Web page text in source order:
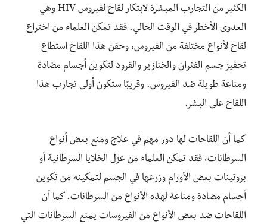
الكثير من التجارب المبشرة لابتكار لقاح لفيروس HIV وهي
العدوى الأخطر في الوقت الحالي. فقد تمكن العلماء من اختراع
لقاح لأنواع مختلفة من الفيروس، وحقن هذا اللقاح استطاع
تحفيز جسم الفئران والخنازير والقرود لتكوين أجسام مضادة
ومناعة طويلة ضد الفيروس. وقريبًا ستكون أولى تجارب هذا
اللقاح على البشر.
كما أن اللقاحات لها دور مهم في علاج ومنع بعض أنواع
السرطانات، فقد تمكن العلماء من عزل الخلايا السرطانية أو
بروتينات بعض الأورام وزرعها في الجسم لتمكينه من تكوين
أجسام مضادة ومناعة لهذه الأنواع من السرطانات. كما أن
اللقاحات ضد بعض الأنواع من الفيروسات يمنع السرطانات التي